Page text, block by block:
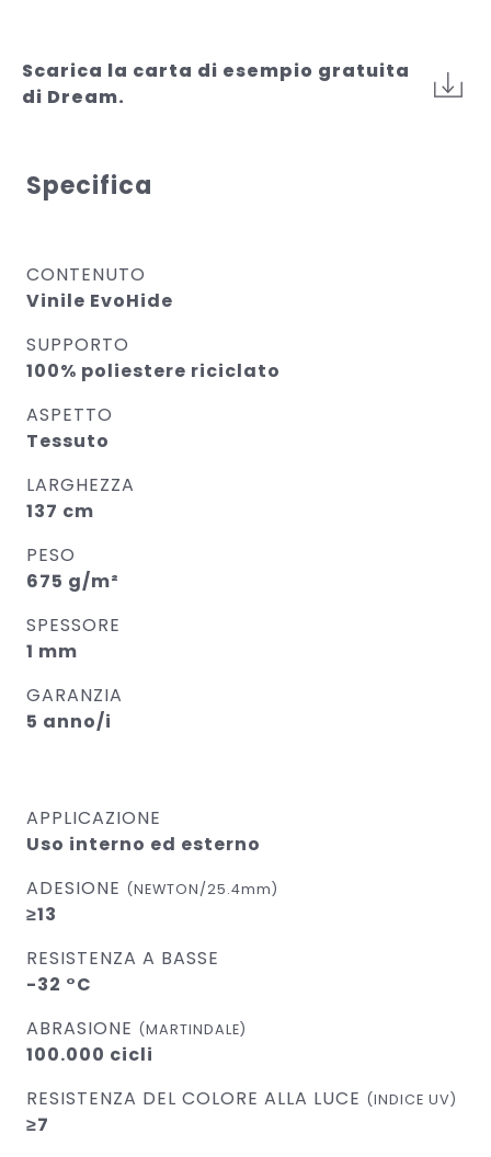
Scarica la carta di esempio gratuita
di Dream.
Specifica
CONTENUTO
Vinile EvoHide
SUPPORTO
100% poliestere riciclato
ASPETTO
Tessuto
LARGHEZZA
137 cm
PESO
675 g/m²
SPESSORE
1 mm
GARANZIA
5 anno/i
APPLICAZIONE
Uso interno ed esterno
ADESIONE (NEWTON/25.4mm)
≥13
RESISTENZA A BASSE
-32 °C
ABRASIONE (MARTINDALE)
100.000 cicli
RESISTENZA DEL COLORE ALLA LUCE (INDICE UV)
≥7